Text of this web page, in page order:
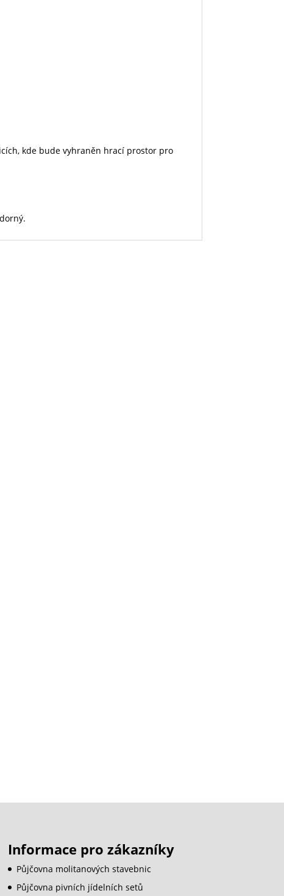
kde bude vyhraněn hrací prostor pro
Informace pro zákazníky
Půjčovna molitanových stavebnic
Půjčovna pivních jídelních setů